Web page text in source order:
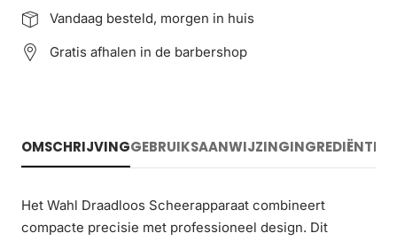
Vandaag besteld, morgen in huis
Gratis afhalen in de barbershop
OMSCHRIJVINGGEBRUIKSAANWIJZINGINGREDIËNTEN
Het Wahl Draadloos Scheerapparaat combineert
compacte precisie met professioneel design. Dit